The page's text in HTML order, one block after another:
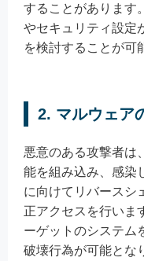
することがあります
やセキュリティ設定
を検討することが可
2. マルウェア
悪意のある攻撃者は
能を組み込み、感染
に向けてリバースシ
正アクセスを行いま
ーゲットのシステム
破壊行為が可能とな